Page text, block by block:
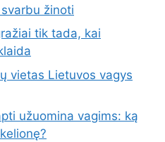
žinoti
tik tada, kai
vietas Lietuvos vagys
užuomina vagims: ką